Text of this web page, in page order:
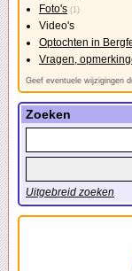
Foto's (1)
Video's
Optochten in
Vragen,
Geef eventuele wijzigingen
Zoeken
Uitgebreid zoeken